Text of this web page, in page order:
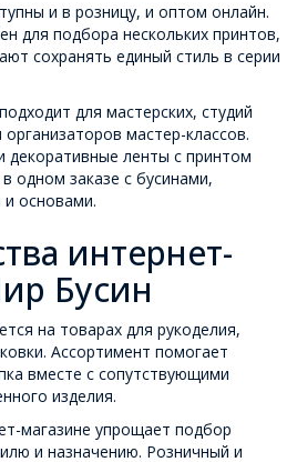
и в розницу, и оптом онлайн.
для подбора нескольких принтов,
сохранять единый стиль в серии
для мастерских, студий
мастер-классов.
декоративные ленты с принтом
одном заказе с бусинами,
основами.
интернет-
Бусин
на товарах для рукоделия,
Ассортимент помогает
вместе с сопутствующими
изделия.
магазине упрощает подбор
и назначению. Розничный и